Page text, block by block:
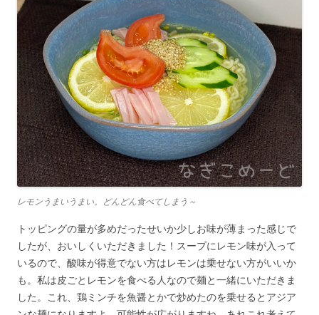
レモンうまいうまい。どんどん食べてしまう～
トッピングの量が多めだったせいか少しお味が薄まった感じで
したが、おいしくいただきました！スープにレモン味が入って
いるので、酸味が得意でない方はレモンは乗せない方がいいか
も。私は皮ごとレモンを食べる人なので麺と一緒にいただきま
した。これ、鶏ミンチを魚醤とかで炒めたのを乗せるとアジア